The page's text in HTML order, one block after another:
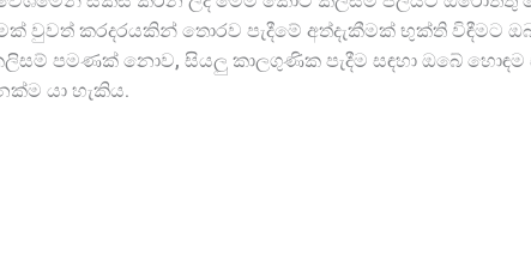
කරදරයකින් තොරව පැදීමේ අත්දැකීමක් භුක්ති විඳීමට
පමණක් නොව, සියලු කාලගුණික පැදීම සඳහා ඔබේ හොඳම
යා හැකිය.